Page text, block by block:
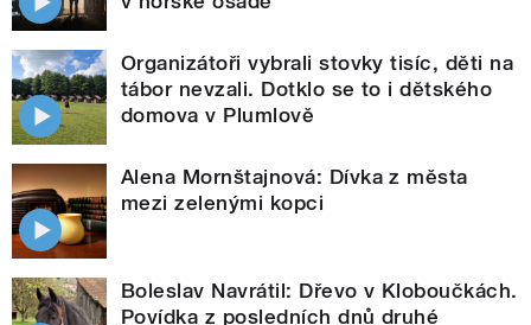
Organizátoři vybrali stovky tisíc, děti na
tábor nevzali. Dotklo se to i dětského
domova v Plumlově
Alena Mornštajnová: Dívka z města
mezi zelenými kopci
Boleslav Navrátil: Dřevo v Kloboučkách.
Povídka z posledních dnů druhé